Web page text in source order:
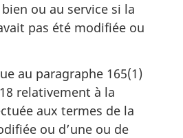
ou au service si la
pas été modifiée ou
au paragraphe 165(1)
relativement à la
aux termes de la
ou d’une ou de